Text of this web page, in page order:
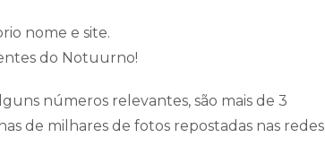
nome e site.
do Notuurno!
números relevantes, são mais de 3
de milhares de fotos repostadas nas redes